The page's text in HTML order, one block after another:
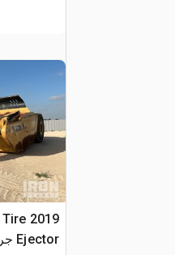
Tire
Ejector جراف ساحب